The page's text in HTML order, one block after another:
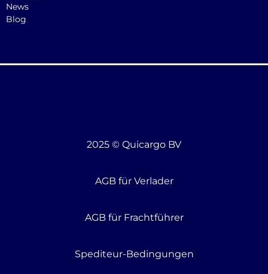
News
Blog
2025 © Quicargo BV
AGB für Verlader
AGB für Frachtführer
Spediteur-Bedingungen